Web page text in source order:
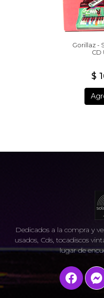
Gorillaz -
CD
$
Dedicados a la compra y
usados, Cds, tocadiscos
lugar de